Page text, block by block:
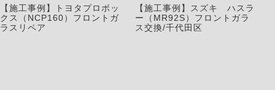
【施工事例】トヨタプロボッ
クス（NCP160）フロントガ
ラスリペア
【施工事例】スズキ ハスラ
ー（MR92S）フロントガラ
ス交換/千代田区